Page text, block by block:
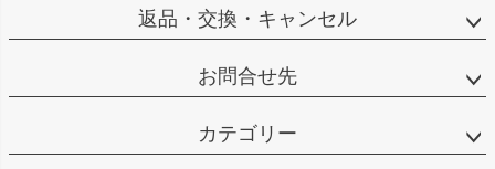
返品・交換・キャンセル
お問合せ先
カテゴリー